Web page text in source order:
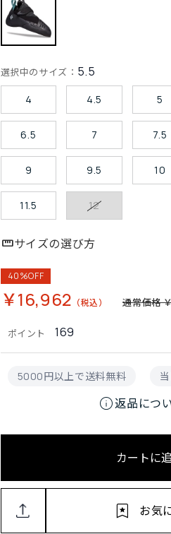
ポイント 169
選択中のサイズ： 5.5
4 4.5 5
6.5 7 7.5
9 9.5 10
11.5 12
サイズの選び方
5000円以上で送料無料
info返品につ
40%OFF
￥16,962 通常価格
カートに
お気